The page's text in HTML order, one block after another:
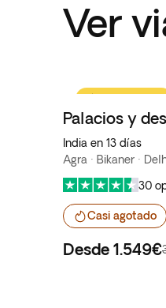
Ver
Palacios y
India en 13 días
30
Casi agotado
Desde 1.549€